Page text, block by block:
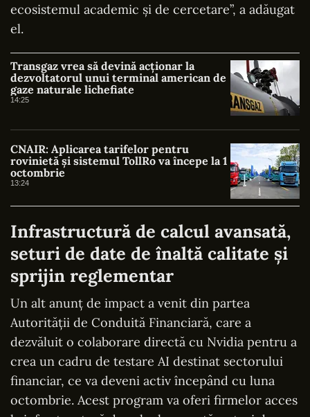
ecosistemul academic și de cercetare”, a adăugat
el.
Transgaz vrea să devină acționar la
dezvoltatorul unui terminal american de
gaze naturale lichefiate
14:25
CNAIR: Aplicarea tarifelor pentru
rovinietă și sistemul TollRo va începe la 1
octombrie
13:24
Infrastructură de calcul avansată,
seturi de date de înaltă calitate și
sprijin reglementar
Un alt anunț de impact a venit din partea
Autorității de Conduită Financiară, care a
dezvăluit o colaborare directă cu Nvidia pentru a
crea un cadru de testare AI destinat sectorului
financiar, ce va deveni activ începând cu luna
octombrie. Acest program va oferi firmelor acces